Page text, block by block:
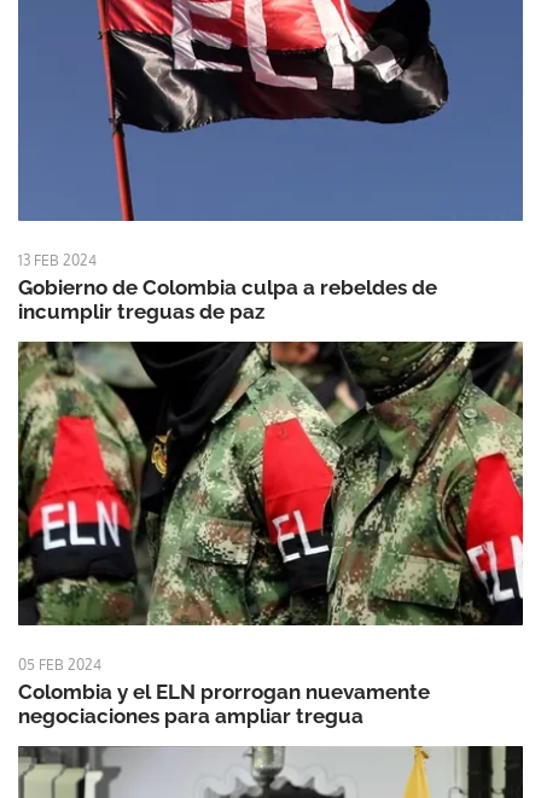
13 FEB 2024
Gobierno de Colombia culpa a rebeldes de
incumplir treguas de paz
05 FEB 2024
Colombia y el ELN prorrogan nuevamente
negociaciones para ampliar tregua